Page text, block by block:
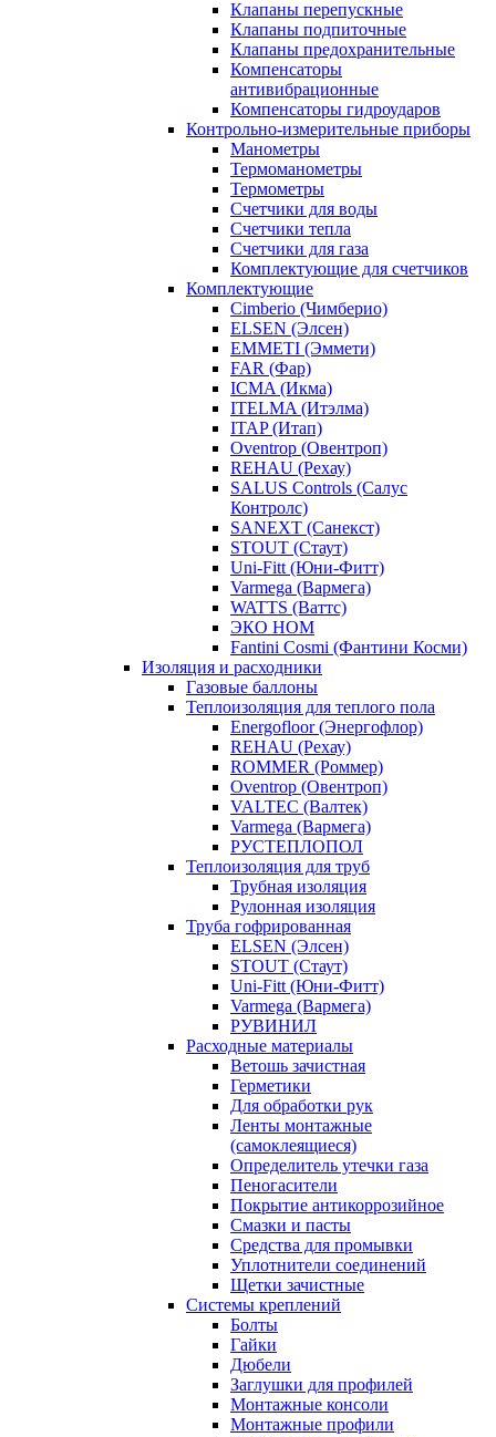
Клапаны перепускные
Клапаны подпиточные
Клапаны предохранительные
Компенсаторы
антивибрационные
Компенсаторы гидроударов
Контрольно-измерительные приборы
Манометры
Термоманометры
Термометры
Счетчики для воды
Счетчики тепла
Счетчики для газа
Комплектующие для счетчиков
Комплектующие
Cimberio (Чимберио)
ELSEN (Элсен)
EMMETI (Эммети)
FAR (Фар)
ICMA (Икма)
ITELMA (Итэлма)
ITAP (Итап)
Oventrop (Овентроп)
REHAU (Рехау)
SALUS Controls (Салус
Контролс)
SANEXT (Санекст)
STOUT (Стаут)
Uni-Fitt (Юни-Фитт)
Varmega (Вармега)
WATTS (Ваттс)
ЭКО НОМ
Fantini Cosmi (Фантини Косми)
Изоляция и расходники
Газовые баллоны
Теплоизоляция для теплого пола
Energofloor (Энергофлор)
REHAU (Рехау)
ROMMER (Роммер)
Oventrop (Овентроп)
VALTEC (Валтек)
Varmega (Вармега)
РУСТЕПЛОПОЛ
Теплоизоляция для труб
Трубная изоляция
Рулонная изоляция
Труба гофрированная
ELSEN (Элсен)
STOUT (Стаут)
Uni-Fitt (Юни-Фитт)
Varmega (Вармега)
РУВИНИЛ
Расходные материалы
Ветошь зачистная
Герметики
Для обработки рук
Ленты монтажные
(самоклеящиеся)
Определитель утечки газа
Пеногасители
Покрытие антикоррозийное
Смазки и пасты
Средства для промывки
Уплотнители соединений
Щетки зачистные
Системы креплений
Болты
Гайки
Дюбели
Заглушки для профилей
Монтажные консоли
Монтажные профили